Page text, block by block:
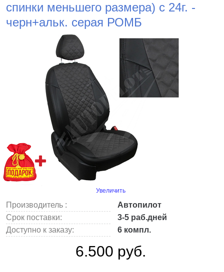
спинки меньшего размера) с 24г. -
черн+альк. серая РОМБ
Увеличить
Производитель :
Автопилот
Срок поставки:
3-5 раб.дней
Доступно к заказу:
6 компл.
6.500 руб.